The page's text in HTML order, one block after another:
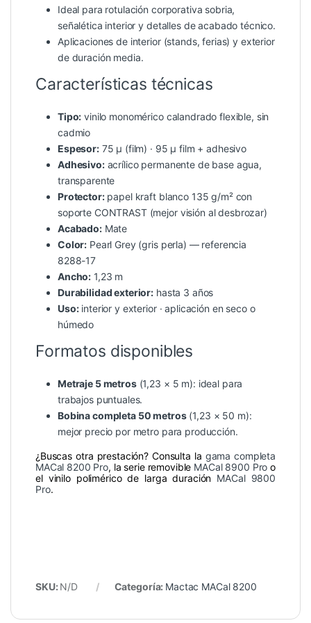
Ideal para rotulación corporativa sobria,
señalética interior y detalles de acabado técnico.
Aplicaciones de interior (stands, ferias) y exterior
de duración media.
Características técnicas
Tipo: vinilo monomérico calandrado flexible, sin
cadmio
Espesor:75 µ (film) · 95 µ film + adhesivo
Adhesivo:acrílico permanente de base agua,
transparente
Protector:papel kraft blanco 135 g/m² con
soporte CONTRAST (mejor visión al desbrozar)
Acabado:Mate
Color: Pearl Grey (gris perla) — referencia
8288-17
Ancho: 1,23 m
Durabilidad exterior: hasta 3 años
Uso:interior y exterior · aplicación en seco o
húmedo
Formatos disponibles
Metraje 5 metros(1,23 × 5 m): ideal para
trabajos puntuales.
Bobina completa 50 metros(1,23 × 50 m):
mejor precio por metro para producción.
¿Buscas otra prestación? Consulta la gama completa
MACal 8200 Pro, la serie removible MACal 8900 Pro o
el vinilo polimérico de larga duración MACal 9800
Pro.
SKU: N/D Categoría: Mactac MACal 8200